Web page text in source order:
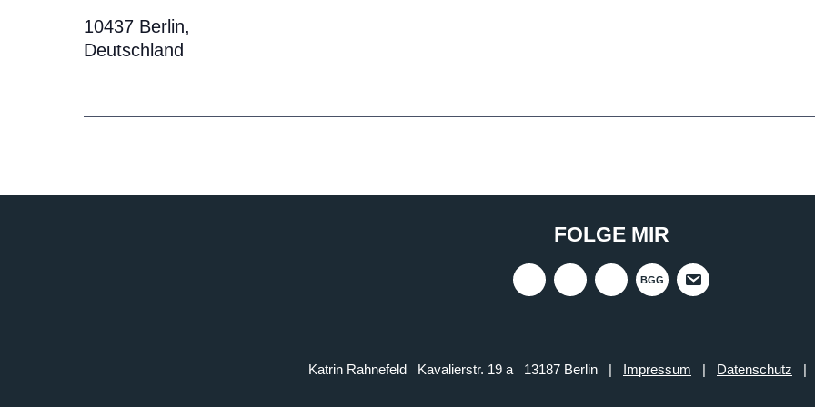
10437 Berlin,
Deutschland
FOLGE MIR
BGG
Katrin Rahnefeld Kavalierstr. 19 a 13187 Berlin | Impressum | Datenschutz |